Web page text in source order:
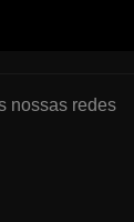
nossas redes